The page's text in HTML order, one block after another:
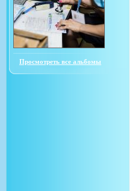
Просмотреть все альбомы